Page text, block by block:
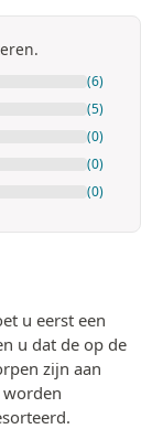
(6)
(5)
(0)
(0)
(0)
u eerst een
u dat de op de
zijn aan